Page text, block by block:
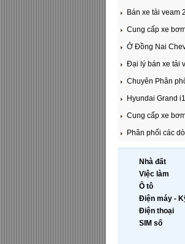
Bán xe tải veam
Cung cấp xe
Ở Đồng Nai
Đại lý bán xe tải
Chuyên Phân
Hyundai Grand
Cung cấp xe
Phân phối các
Nhà đất
Việc làm
Ô tô
Điện máy -
Điện thoại
SIM số